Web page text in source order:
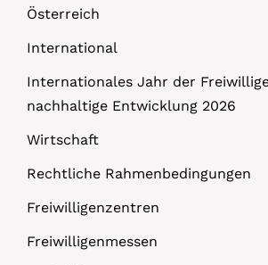
Österreich
International
Internationales Jahr der
nachhaltige Entwicklung 2026
Wirtschaft
Rechtliche Rahmenbedingungen
Freiwilligenzentren
Freiwilligenmessen